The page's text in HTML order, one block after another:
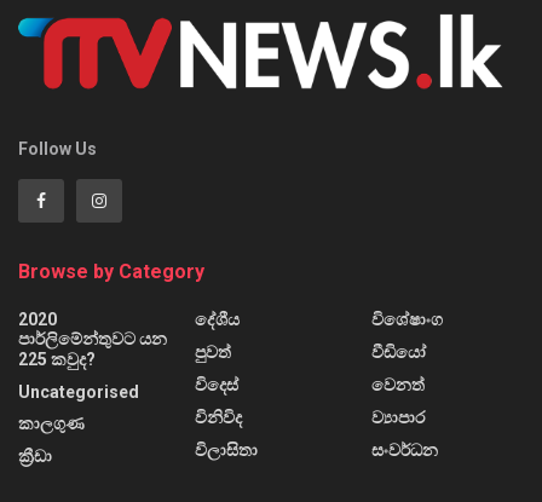
Follow Us
Browse by Category
2020
පාර්ලිමේන්තුවට යන
225 කවුද?
Uncategorised
කාලගුණ
ක්‍රීඩා
දේශීය
පුවත්
විදෙස්
විනිවිද
විලාසිතා
විශේෂාංග
වීඩියෝ
වෙනත්
ව්‍යාපාර
සංවර්ධන